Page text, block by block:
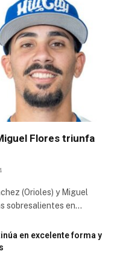
Flores triunfa
(Orioles) y Miguel
sobresalientes en…
en excelente forma y